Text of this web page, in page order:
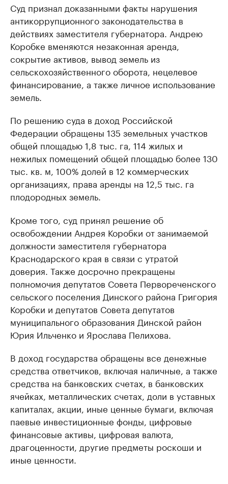
Суд признал доказанными факты нарушения
антикоррупционного законодательства в
действиях заместителя губернатора. Андрею
Коробке вменяются незаконная аренда,
сокрытие активов, вывод земель из
сельскохозяйственного оборота, нецелевое
финансирование, а также личное использование
земель.
По решению суда в доход Российской
Федерации обращены 135 земельных участков
общей площадью 1,8 тыс. га, 114 жилых и
нежилых помещений общей площадью более 130
тыс. кв. м, 100% долей в 12 коммерческих
организациях, права аренды на 12,5 тыс. га
плодородных земель.
Кроме того, суд принял решение об
освобождении Андрея Коробки от занимаемой
должности заместителя губернатора
Краснодарского края в связи с утратой
доверия. Также досрочно прекращены
полномочия депутатов Совета Первореченского
сельского поселения Динского района Григория
Коробки и депутатов Совета депутатов
муниципального образования Динской район
Юрия Ильченко и Ярослава Пелихова.
В доход государства обращены все денежные
средства ответчиков, включая наличные, а также
средства на банковских счетах, в банковских
ячейках, металлических счетах, доли в уставных
капиталах, акции, иные ценные бумаги, включая
паевые инвестиционные фонды, цифровые
финансовые активы, цифровая валюта,
драгоценности, другие предметы роскоши и
иные ценности.